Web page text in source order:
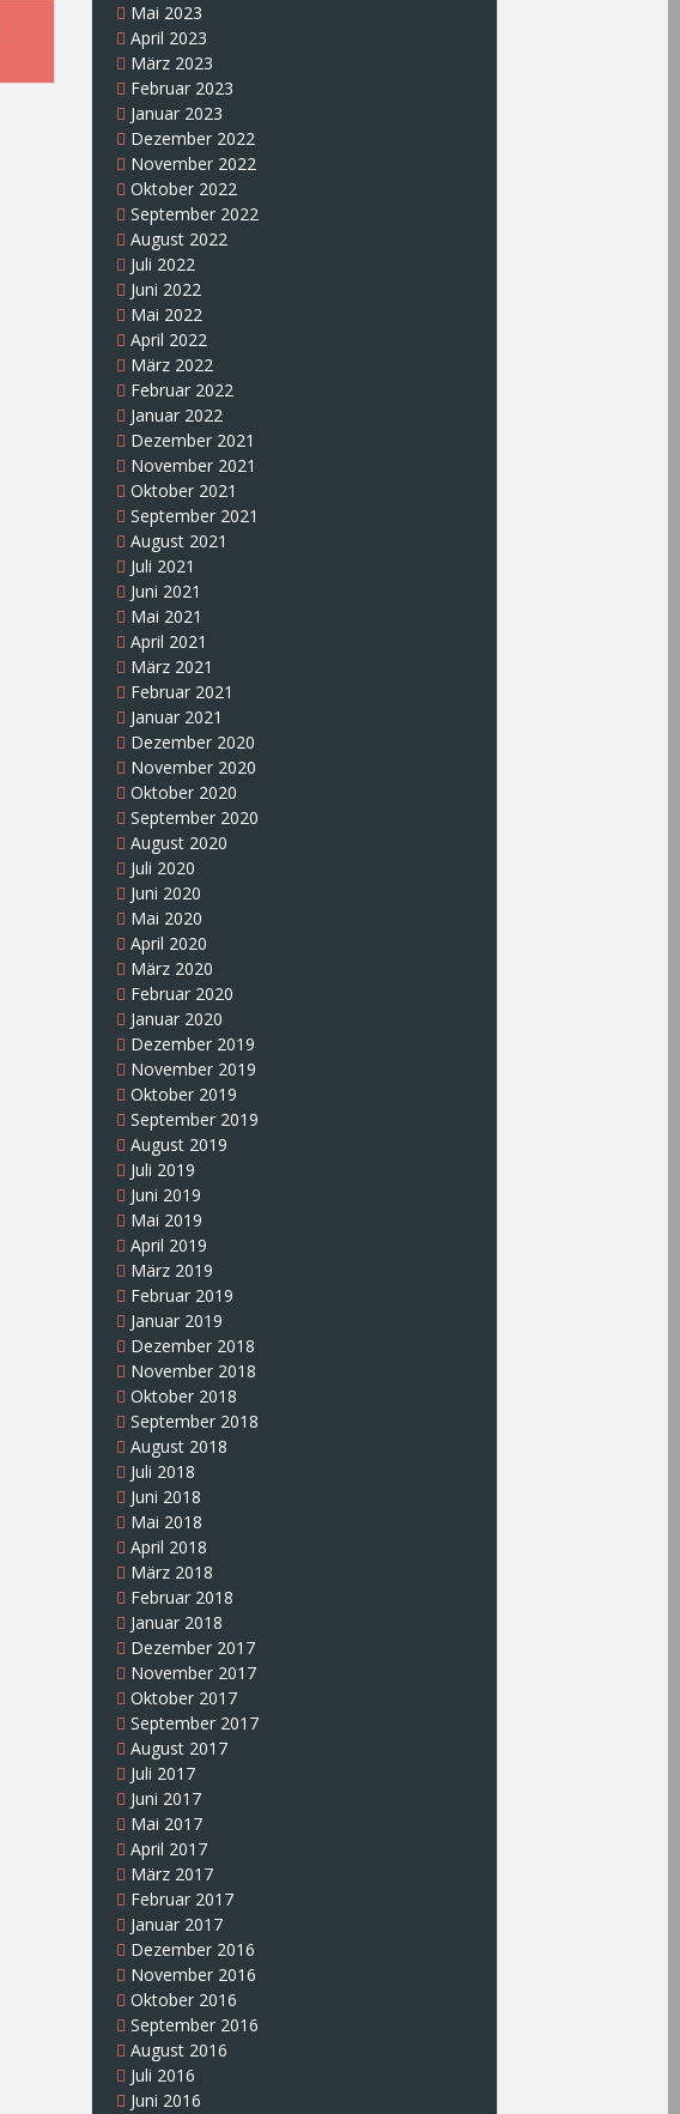
Mai 2023
April 2023
März 2023
Februar 2023
Januar 2023
Dezember 2022
November 2022
Oktober 2022
September 2022
August 2022
Juli 2022
Juni 2022
Mai 2022
April 2022
März 2022
Februar 2022
Januar 2022
Dezember 2021
November 2021
Oktober 2021
September 2021
August 2021
Juli 2021
Juni 2021
Mai 2021
April 2021
März 2021
Februar 2021
Januar 2021
Dezember 2020
November 2020
Oktober 2020
September 2020
August 2020
Juli 2020
Juni 2020
Mai 2020
April 2020
März 2020
Februar 2020
Januar 2020
Dezember 2019
November 2019
Oktober 2019
September 2019
August 2019
Juli 2019
Juni 2019
Mai 2019
April 2019
März 2019
Februar 2019
Januar 2019
Dezember 2018
November 2018
Oktober 2018
September 2018
August 2018
Juli 2018
Juni 2018
Mai 2018
April 2018
März 2018
Februar 2018
Januar 2018
Dezember 2017
November 2017
Oktober 2017
September 2017
August 2017
Juli 2017
Juni 2017
Mai 2017
April 2017
März 2017
Februar 2017
Januar 2017
Dezember 2016
November 2016
Oktober 2016
September 2016
August 2016
Juli 2016
Juni 2016